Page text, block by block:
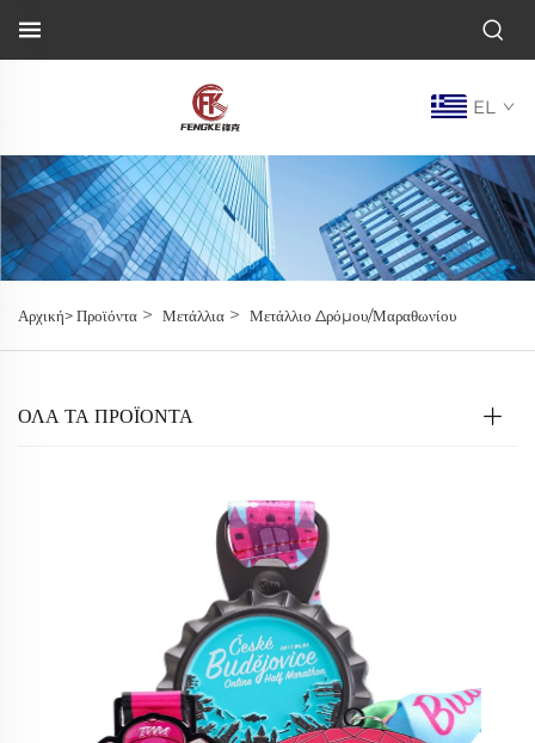
EL
Αρχική>Προϊόντα > Μετάλλια > Μετάλλιο Δρόμου/Μαραθωνίου
ΌΛΑ ΤΑ ΠΡΟΪΟΝΤΑ